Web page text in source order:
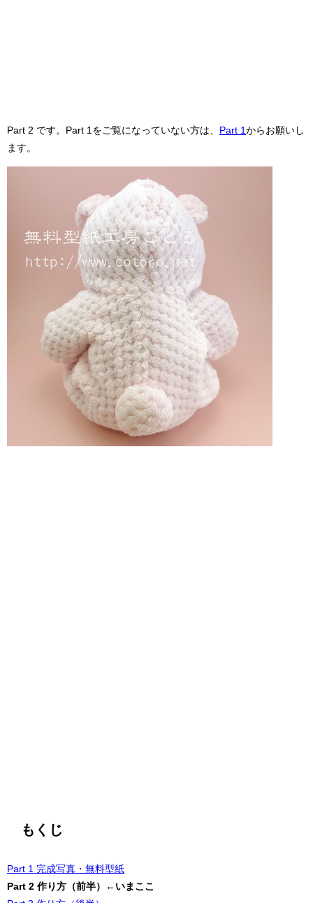
Part 2 です。Part 1をご覧になっていない方は、 Part 1 からお願いし
ます。
もくじ
Part 1 完成写真・無料型紙
Part 2 作り方（前半）←いまここ